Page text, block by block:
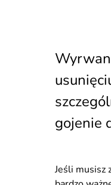
gojenie
Jeśli musisz